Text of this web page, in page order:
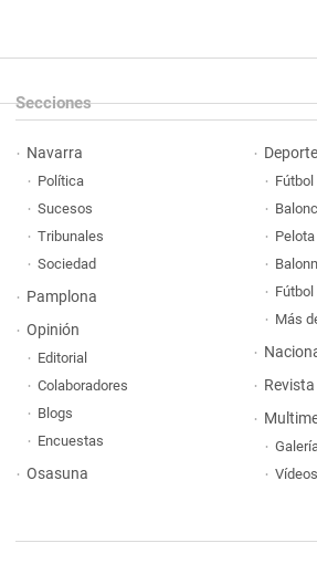
Secciones
Navarra
Política
Sucesos
Tribunales
Sociedad
Pamplona
Opinión
Editorial
Colaboradores
Blogs
Encuestas
Osasuna
Fútbol
Pelota
Más
Revista
Vídeos